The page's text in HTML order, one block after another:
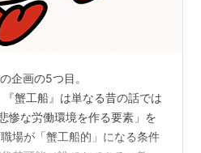
企画の5つ目。
蟹工船』は単なる昔の話では
惨な労働環境を作る要素」を
場が「蟹工船的」になる条件